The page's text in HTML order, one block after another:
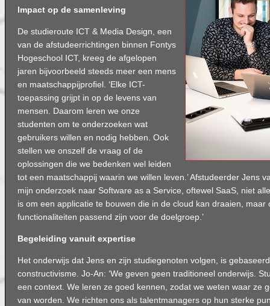
Impact op de samenleving
De studieroute ICT & Media Design, een
van de afstudeerrichtingen binnen Fontys
Hogeschool ICT, kreeg de afgelopen
jaren bijvoorbeeld steeds meer een mens
en maatschappijproﬁel. ‘Elke ICT-
toepassing grijpt in op de levens van
mensen. Daarom leren we onze
studenten om te onderzoeken wat
gebruikers willen en nodig hebben. Ook
stellen we onszelf de vraag of de
oplossingen die we bedenken wel leiden
tot een maatschappij waarin we willen leven.’ Afstudeerder Jens
mijn onderzoek naar Software as a Service, oftewel SaaS, niet
is om een applicatie te bouwen die in de cloud kan draaien, maar
functionaliteiten passend zijn voor de doelgroep.’
Begeleiding vanuit expertise
Het onderwijs dat Jens en zijn studiegenoten volgen, is
constructivisme. Jo-An: ‘We geven geen traditioneel onderwijs.
een context. We leren ze goed kennen, zodat we weten waar ze
van worden. We richten ons als talentmanagers op hun sterke